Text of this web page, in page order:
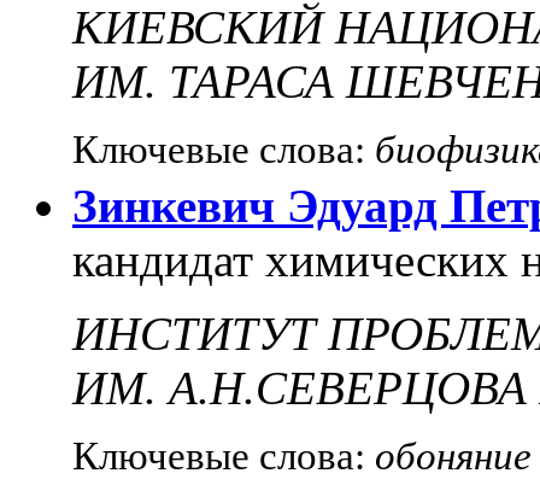
КИЕВСКИЙ
ИМ. ТАРАСА
Ключевые слова:
Зинкевич Эдуард
кандидат химических
ИНСТИТУТ
ИМ. А.Н.СЕВЕРЦОВА
Ключевые слова: обоняние